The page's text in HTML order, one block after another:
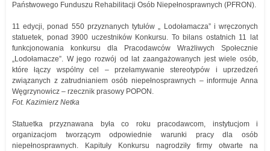
Państwowego Funduszu Rehabilitacji Osób Niepełnosprawnych (PFRON).
11 edycji, ponad 550 przyznanych tytułów „ Lodołamacza” i wręczonych
statuetek, ponad 3900 uczestników Konkursu. To bilans ostatnich 11 lat
funkcjonowania konkursu dla Pracodawców Wrażliwych Społecznie
„Lodołamacze”. W jego rozwój od lat zaangażowanych jest wiele osób,
które łączy wspólny cel – przełamywanie stereotypów i uprzedzeń
związanych z zatrudnianiem osób niepełnosprawnych – informuje Anna
Węgrzynowicz – rzecznik prasowy POPON.
Fot. Kazimierz Netka
Statuetka przyznawana była co roku pracodawcom, instytucjom i
organizacjom tworzącym odpowiednie warunki pracy dla osób
niepełnosprawnych. Kapituły Konkursu nagrodziły firmy otwarte na